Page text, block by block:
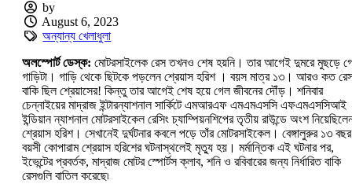
by
August 6, 2023
অন্যান্য খেলাধুলা
অলস্পোর্ট ডেস্ক: মোটরসাইলেক রেস তখনও শেষ হয়নি। তার আগেই দুমরে মুছড়ে
গাড়িটা। গাড়ি থেকে ছিটকে পড়লেন শ্রেয়াস হরিশ । বয়স মাত্র ১৩। আরও কত
বাকি ছিল শ্রেয়াসের! কিন্তু তার আগেই শেষ হয়ে গেল জীবনের দৌঁড়। শনিবার
চেন্নাইয়ের মাদ্রাজ ইন্টারন্যাশনাল সার্কিটে এমআরএফ এমএমএসসি এফএমএসসিআই
ইন্ডিয়ান ন্যাশনাল মোটরসাইকেল রেসিং চ্যাম্পিয়নশিপের তৃতীয় রাউন্ডে অংশ
শ্রেয়াস হরিশ। সেখানেই দুর্ঘটনার কবলে পড়ে তাঁর মোটরসাইকেল। বেঙ্গালুরুর ১৩ বছর
বয়সী কোপারাম শ্রেয়াস হরিশের ঘটনাস্থলেই মৃত্যু হয়। মর্মান্তিক এই ঘটনার পর,
ইভেন্টের প্রবর্তক, মাদ্রাজ মোটর স্পোর্টস ক্লাব, শনি ও রবিবারের জন্য নির্ধারিত বাকি
রেসগুলি বাতিল করেছে৷